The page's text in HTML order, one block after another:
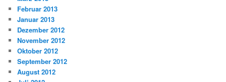
Februar 2013
Januar 2013
Dezember 2012
November 2012
Oktober 2012
September 2012
August 2012